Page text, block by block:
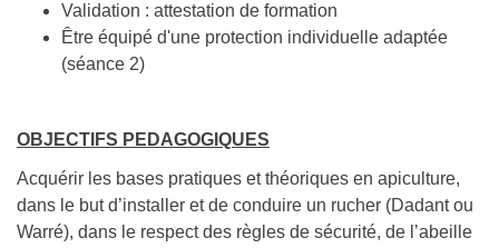
Validation : attestation de formation
Être équipé d'une protection individuelle adaptée
(séance 2)
OBJECTIFS PEDAGOGIQUES
Acquérir les bases pratiques et théoriques en apiculture,
dans le but d’installer et de conduire un rucher (Dadant ou
Warré), dans le respect des règles de sécurité, de l’abeille